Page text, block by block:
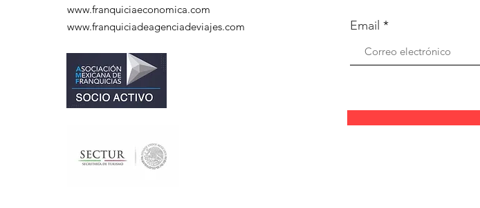
www.franquiciaeconomica.com
www.franquiciadeagenciadeviajes.com
Email